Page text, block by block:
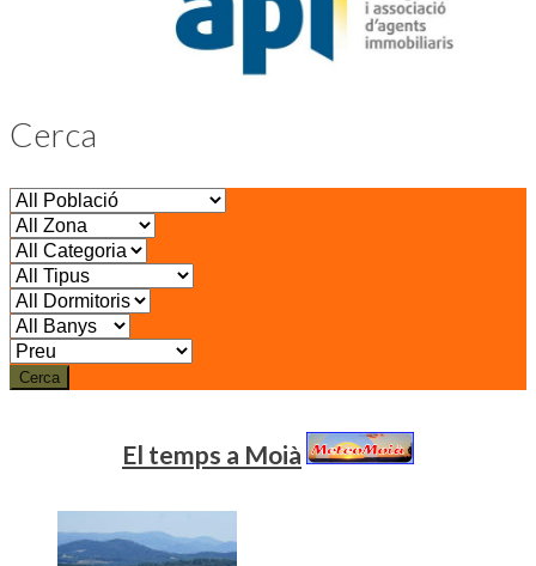
Cerca
Cerca
El temps a Moià